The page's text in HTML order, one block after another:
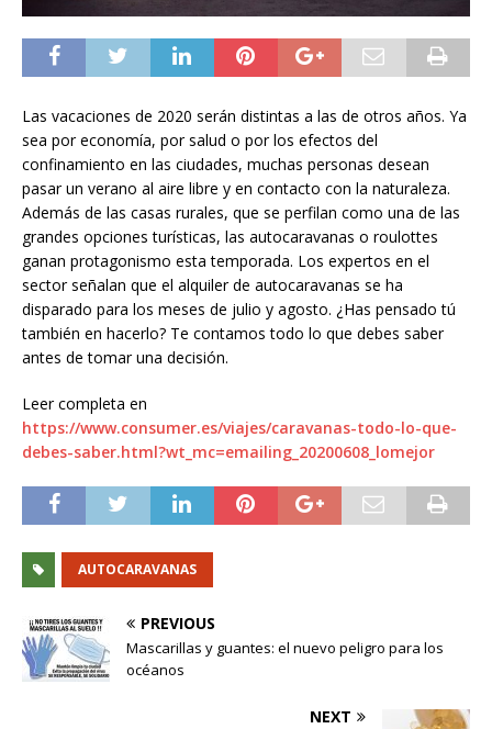
Las vacaciones de 2020 serán distintas a las de otros años. Ya
sea por economía, por salud o por los efectos del
confinamiento en las ciudades, muchas personas desean
pasar un verano al aire libre y en contacto con la naturaleza.
Además de las casas rurales, que se perfilan como una de las
grandes opciones turísticas, las autocaravanas o roulottes
ganan protagonismo esta temporada. Los expertos en el
sector señalan que el alquiler de autocaravanas se ha
disparado para los meses de julio y agosto. ¿Has pensado tú
también en hacerlo? Te contamos todo lo que debes saber
antes de tomar una decisión.
Leer completa en
https://www.consumer.es/viajes/caravanas-todo-lo-que-
debes-saber.html?wt_mc=emailing_20200608_lomejor
AUTOCARAVANAS
PREVIOUS
Mascarillas y guantes: el nuevo peligro para los
océanos
NEXT